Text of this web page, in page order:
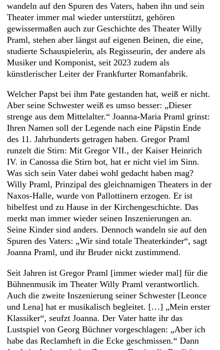
wandeln auf den Spuren des Vaters, haben ihn und sein
Theater immer mal wieder unterstützt, gehören
gewissermaßen auch zur Geschichte des Theater Willy
Praml, stehen aber längst auf eigenen Beinen, die eine,
studierte Schauspielerin, als Regisseurin, der andere als
Musiker und Komponist, seit 2023 zudem als
künstlerischer Leiter der Frankfurter Romanfabrik.
Welcher Papst bei ihm Pate gestanden hat, weiß er nicht.
Aber seine Schwester weiß es umso besser: „Dieser
strenge aus dem Mittelalter.“ Joanna-Maria Praml grinst:
Ihren Namen soll der Legende nach eine Päpstin Ende
des 11. Jahrhunderts getragen haben. Gregor Praml
runzelt die Stirn: Mit Gregor VII., der Kaiser Heinrich
IV. in Canossa die Stirn bot, hat er nicht viel im Sinn.
Was sich sein Vater dabei wohl gedacht haben mag?
Willy Praml, Prinzipal des gleichnamigen Theaters in der
Naxos-Halle, wurde von Pallottinern erzogen. Er ist
bibelfest und zu Hause in der Kirchengeschichte. Das
merkt man immer wieder seinen Inszenierungen an.
Seine Kinder sind anders. Dennoch wandeln sie auf den
Spuren des Vaters: „Wir sind totale Theaterkinder“, sagt
Joanna Praml, und ihr Bruder nickt zustimmend.
Seit Jahren ist Gregor Praml [immer wieder mal] für die
Bühnenmusik im Theater Willy Praml verantwortlich.
Auch die zweite Inszenierung seiner Schwester [Leonce
und Lena] hat er musikalisch begleitet. […] „Mein erster
Klassiker“, seufzt Joanna. Der Vater hatte ihr das
Lustspiel von Georg Büchner vorgeschlagen: „Aber ich
habe das Reclamheft in die Ecke geschmissen.“ Dann